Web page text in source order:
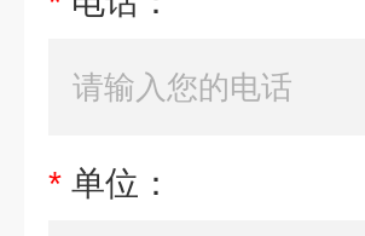
* 单位：